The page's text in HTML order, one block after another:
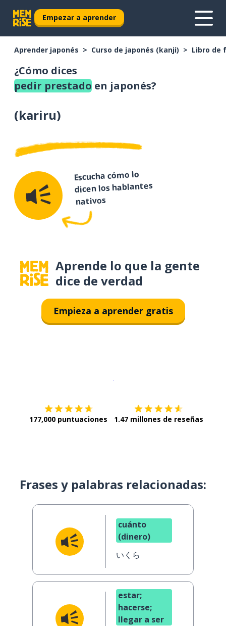
Empezar a aprender
Aprender japonés Curso de japonés (kanji) Libro de
¿Cómo dices
pedir prestado en japonés?
(kariru)
Escucha cómo lo
dicen los hablantes
nativos
Aprende lo que la gente
dice de verdad
Empieza a aprender gratis
177,000 puntuaciones 1.47 millones de reseñas
Frases y palabras relacionadas:
cuánto
(dinero)
いくら
estar;
hacerse;
llegar a ser